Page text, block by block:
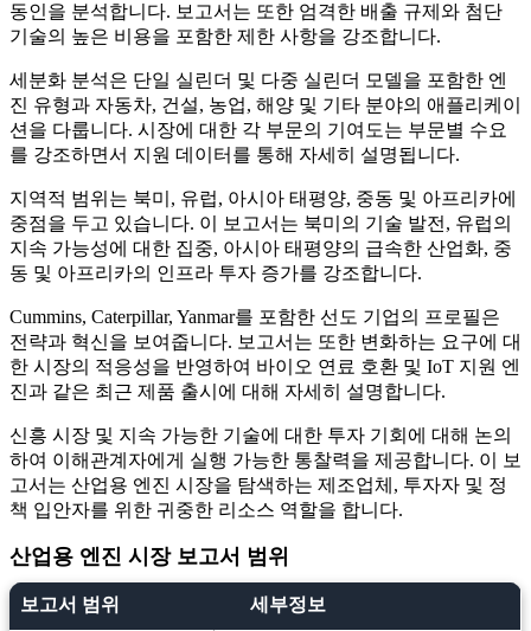
동인을 분석합니다. 보고서는 또한 엄격한 배출 규제와 첨단
기술의 높은 비용을 포함한 제한 사항을 강조합니다.
세분화 분석은 단일 실린더 및 다중 실린더 모델을 포함한 엔
진 유형과 자동차, 건설, 농업, 해양 및 기타 분야의 애플리케이
션을 다룹니다. 시장에 대한 각 부문의 기여도는 부문별 수요
를 강조하면서 지원 데이터를 통해 자세히 설명됩니다.
지역적 범위는 북미, 유럽, 아시아 태평양, 중동 및 아프리카에
중점을 두고 있습니다. 이 보고서는 북미의 기술 발전, 유럽의
지속 가능성에 대한 집중, 아시아 태평양의 급속한 산업화, 중
동 및 아프리카의 인프라 투자 증가를 강조합니다.
Cummins, Caterpillar, Yanmar를 포함한 선도 기업의 프로필은
전략과 혁신을 보여줍니다. 보고서는 또한 변화하는 요구에 대
한 시장의 적응성을 반영하여 바이오 연료 호환 및 IoT 지원 엔
진과 같은 최근 제품 출시에 대해 자세히 설명합니다.
신흥 시장 및 지속 가능한 기술에 대한 투자 기회에 대해 논의
하여 이해관계자에게 실행 가능한 통찰력을 제공합니다. 이 보
고서는 산업용 엔진 시장을 탐색하는 제조업체, 투자자 및 정
책 입안자를 위한 귀중한 리소스 역할을 합니다.
산업용 엔진 시장 보고서 범위
보고서 범위 세부정보